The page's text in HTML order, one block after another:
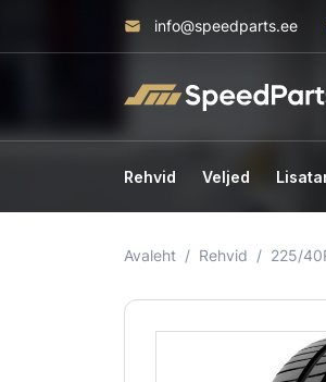
info@speedparts.ee
Rehvid Veljed
Avaleht Rehvid 225/